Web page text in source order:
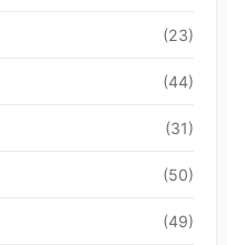
(23)
(44)
(31)
(50)
(49)